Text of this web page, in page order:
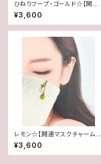
ひねりフープ・ゴールド☆【開運
マスクチャーム＆ペンダントトッ
プ】「水晶」＊初回チョーカー付き
¥3,600
レモン☆【開運マスクチャーム＆
ペンダントトップ】「ペリドット＆
水晶」＊初回チョーカー付き
¥3,600